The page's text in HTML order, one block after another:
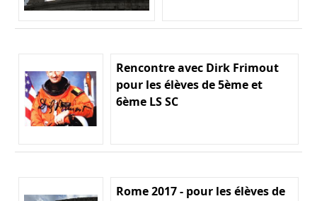
Rencontre avec Dirk Frimout
pour les élèves de 5ème et
6ème LS SC
Rome 2017 - pour les élèves de